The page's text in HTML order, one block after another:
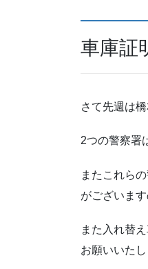
車庫証
さて先週は
2つの警察署
またこれら
がございま
また入れ替
お願いいたし